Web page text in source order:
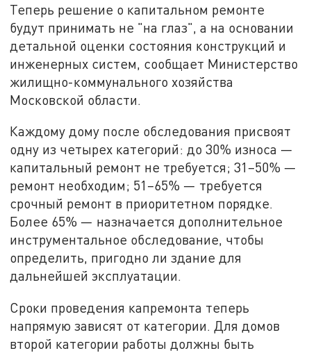
Теперь решение о капитальном ремонте
будут принимать не "на глаз", а на основании
детальной оценки состояния конструкций и
инженерных систем, сообщает Министерство
жилищно-коммунального хозяйства
Московской области.
Каждому дому после обследования присвоят
одну из четырех категорий: до 30% износа —
капитальный ремонт не требуется; 31–50% —
ремонт необходим; 51–65% — требуется
срочный ремонт в приоритетном порядке.
Более 65% — назначается дополнительное
инструментальное обследование, чтобы
определить, пригодно ли здание для
дальнейшей эксплуатации.
Сроки проведения капремонта теперь
напрямую зависят от категории. Для домов
второй категории работы должны быть